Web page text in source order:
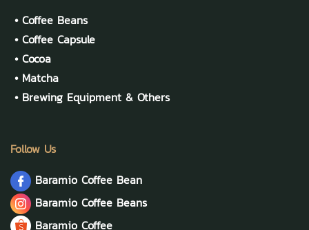
• Coffee Beans
• Coffee Capsule
• Cocoa
• Matcha
• Brewing Equipment & Others
Follow Us
Baramio Coffee Bean
Baramio Coffee Beans
Baramio Coffee